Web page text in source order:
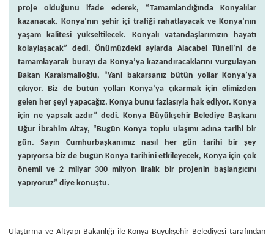
proje olduğunu ifade ederek, “Tamamlandığında Konyalılar
kazanacak. Konya’nın şehir içi trafiği rahatlayacak ve Konya’nın
yaşam kalitesi yükseltilecek. Konyalı vatandaşlarımızın hayatı
kolaylaşacak” dedi. Önümüzdeki aylarda Alacabel Tüneli’ni de
tamamlayarak burayı da Konya’ya kazandıracaklarını vurgulayan
Bakan Karaismailoğlu, “Yani bakarsanız bütün yollar Konya’ya
çıkıyor. Biz de bütün yolları Konya’ya çıkarmak için elimizden
gelen her şeyi yapacağız. Konya bunu fazlasıyla hak ediyor. Konya
için ne yapsak azdır” dedi. Konya Büyükşehir Belediye Başkanı
Uğur İbrahim Altay, “Bugün Konya toplu ulaşımı adına tarihi bir
gün. Sayın Cumhurbaşkanımız nasıl her gün tarihi bir şey
yapıyorsa biz de bugün Konya tarihini etkileyecek, Konya için çok
önemli ve 2 milyar 300 milyon liralık bir projenin başlangıcını
yapıyoruz” diye konuştu.
Ulaştırma ve Altyapı Bakanlığı ile Konya Büyükşehir Belediyesi tarafından